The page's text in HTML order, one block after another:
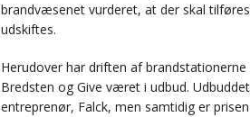
brandvæsenet vurderet, at der skal
udskiftes.
Herudover har driften af
Bredsten og Give været i udbud.
entreprenør, Falck, men samtidig er